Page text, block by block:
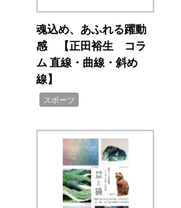
魂込め、あふれる躍動
感 【正田裕生 コラ
ム 直線・曲線・斜め
線】
スポーツ